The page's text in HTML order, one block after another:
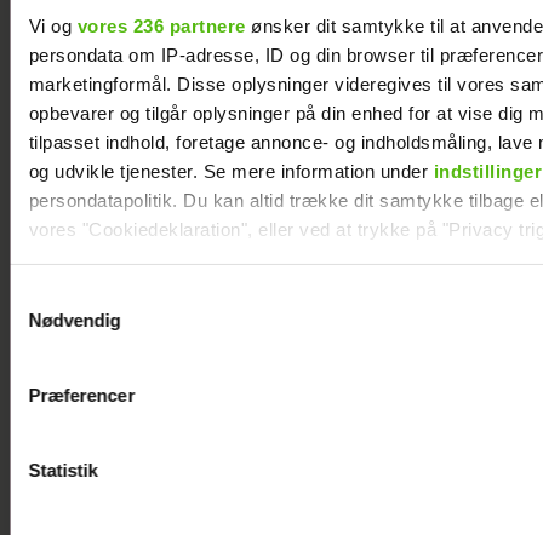
Vi og vores 236 partnere ønsker dit samtykke til at
persondata om IP-adresse, ID og din browser til
marketingformål. Disse oplysninger videregives til vores
opbevarer og tilgår oplysninger på din enhed for at vise dig
tilpasset indhold, foretage annonce- og indholdsmåling, lave
og udvikle tjenester. Se mere information under indstillinger
persondatapolitik. Du kan altid trække dit samtykke tilbage
vores "Cookiedeklaration", eller ved at trykke på "Privacy
Vi anvender egne cookies og cookies fra tredjeparter til at
generere statistik og huske dine præferencer samt til brug
Nødvendig
Præferencer
Statistik
Tilbage på skærmen: Lars Rasmussen havde
et særligt krav til TV 2